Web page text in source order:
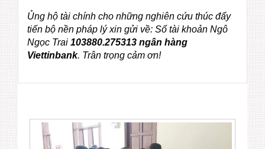
Ủng hộ tài chính cho những nghiên cứu thúc đẩy
tiến bộ nền pháp lý xin gửi về: Số tài khoản Ngô
Ngọc Trai 103880.275313 ngân hàng
Viettinbank. Trân trọng cảm ơn!